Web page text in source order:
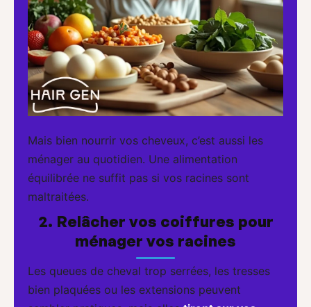
Mais bien nourrir vos cheveux, c’est aussi les
ménager au quotidien. Une alimentation
équilibrée ne suffit pas si vos racines sont
maltraitées.
2. Relâcher vos coiffures pour
ménager vos racines
Les queues de cheval trop serrées, les tresses
bien plaquées ou les extensions peuvent